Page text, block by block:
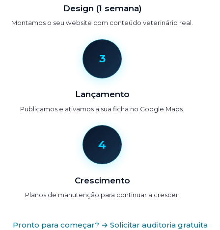
Design (1 semana)
Montamos o seu website com conteúdo veterinário real.
3
Lançamento
Publicamos e ativamos a sua ficha no Google Maps.
4
Crescimento
Planos de manutenção para continuar a crescer.
Pronto para começar? → Solicitar auditoria gratuita